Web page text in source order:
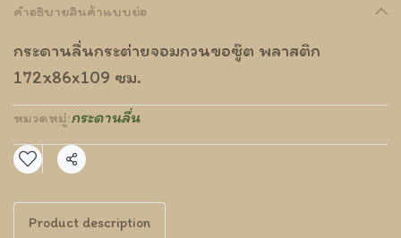
คำอธิบายสินค้าแบบย่อ
กระดานลื่นกระต่ายจอมกวนขอซู๊ต พลาสติก
172x86x109 ซม.
หมวดหมู่:กระดานลื่น
แชร์
Product description